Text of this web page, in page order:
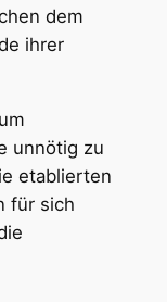
dem
ihrer
unnötig zu
etablierten
für sich